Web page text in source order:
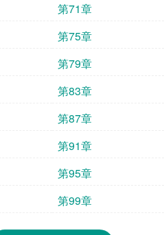
第71章
第75章
第79章
第83章
第87章
第91章
第95章
第99章